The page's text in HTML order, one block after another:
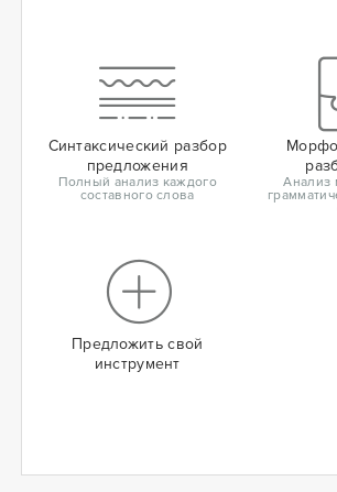
Синтаксический разбор
предложения
Полный анализ каждого
составного слова
Анализ
Предложить свой
инструмент